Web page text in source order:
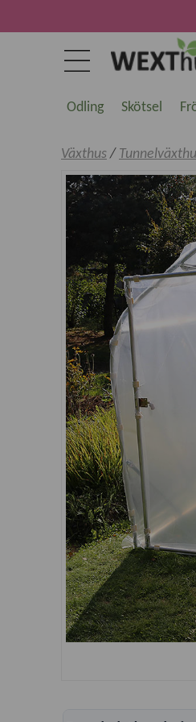
Odling Skötsel
Växthus/